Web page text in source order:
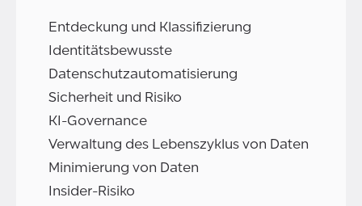
Entdeckung und Klassifizierung
Identitätsbewusste
Datenschutzautomatisierung
Sicherheit und Risiko
KI-Governance
Verwaltung des Lebenszyklus von Daten
Minimierung von Daten
Insider-Risiko